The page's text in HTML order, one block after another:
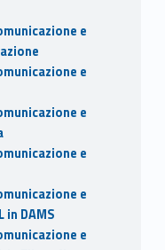
e
e
e
e
e
DAMS
e